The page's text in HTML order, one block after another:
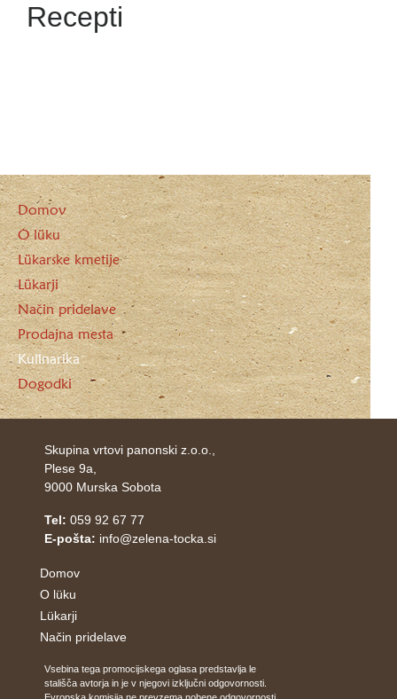
Recepti
Domov
O lüku
Lükarske kmetije
Lükarji
Način pridelave
Prodajna mesta
Kulinarika
Dogodki
Skupina vrtovi panonski z.o.o.,
Plese 9a,
9000 Murska Sobota
Tel: 059 92 67 77
E-pošta: info@zelena-tocka.si
Domov
O lüku
Lükarji
Način pridelave
Vsebina tega promocijskega oglasa predstavlja le
stališča avtorja in je v njegovi izključni odgovornosti.